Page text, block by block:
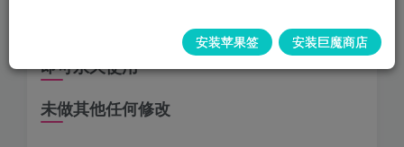
即可永久使用
未做其他任何修改
安装苹果签 安装巨魔商店